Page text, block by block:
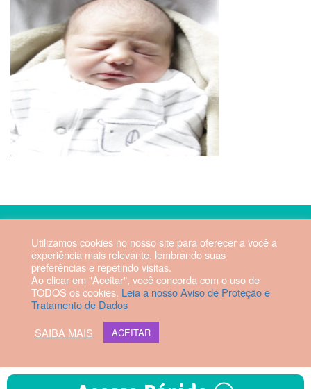
Utilizamos cookies no nosso site para oferecer a você a
experiência mais relevante, lembrando suas
preferências e repetindo visitas.
Ao clicar em "Aceitar", você concorda com o uso de
TODOS os cookies. Leia a nosso Aviso de Proteção e
Tratamento de Dados
SAIBA MAIS
ACEITAR
Diretor Técnico: Fabrício Manoel
Rezende Dias | CRM-MG 56879